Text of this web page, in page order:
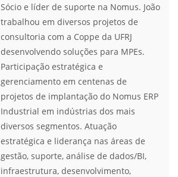
Sócio e líder de suporte na Nomus. João
trabalhou em diversos projetos de
consultoria com a Coppe da UFRJ
desenvolvendo soluções para MPEs.
Participação estratégica e
gerenciamento em centenas de
projetos de implantação do Nomus ERP
Industrial em indústrias dos mais
diversos segmentos. Atuação
estratégica e liderança nas áreas de
gestão, suporte, análise de dados/BI,
infraestrutura, desenvolvimento,